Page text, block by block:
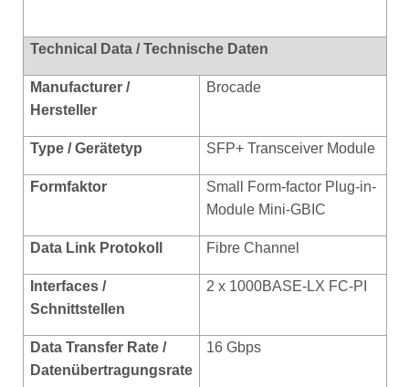
Technical Data / Technische Daten
Manufacturer /
Hersteller
Brocade
Type / Gerätetyp SFP+ Transceiver Module
Formfaktor Small
Form-factor Plug-in-
Module Mini-GBIC
Data Link Protokoll Fibre Channel
Interfaces /
Schnittstellen
2 x 1000BASE-LX FC-PI
Data Transfer Rate /
Datenübertragungsrate
16 Gbps